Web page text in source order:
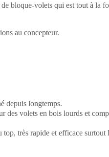
bloque-volets qui est tout à la
au concepteur.
depuis longtemps.
des volets en bois lourds et
top, très rapide et efficace